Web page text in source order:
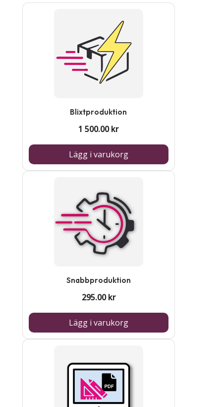
Blixtproduktion
1 500.00kr
Lägg i varukorg
Snabbproduktion
295.00kr
Lägg i varukorg